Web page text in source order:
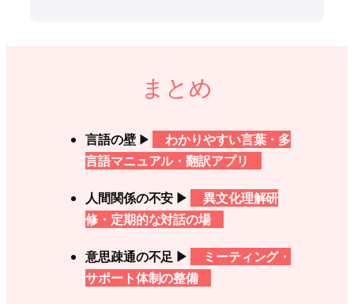
まとめ
言語の壁▶
わかりやすい言葉・多
言語マニュアル・翻訳アプリ
人間関係の不安 ▶
異文化理解研
修・定期的な対話の場
意思疎通の不足 ▶
ミーティング・
サポート体制の整備